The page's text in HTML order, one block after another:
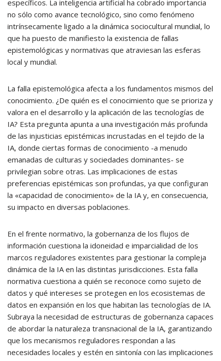
específicos. La inteligencia artificial ha cobrado importancia
no sólo como avance tecnológico, sino como fenómeno
intrínsecamente ligado a la dinámica sociocultural mundial, lo
que ha puesto de manifiesto la existencia de fallas
epistemológicas y normativas que atraviesan las esferas
local y mundial.
La falla epistemológica afecta a los fundamentos mismos del
conocimiento. ¿De quién es el conocimiento que se prioriza y
valora en el desarrollo y la aplicación de las tecnologías de
IA? Esta pregunta apunta a una investigación más profunda
de las injusticias epistémicas incrustadas en el tejido de la
IA, donde ciertas formas de conocimiento -a menudo
emanadas de culturas y sociedades dominantes- se
privilegian sobre otras. Las implicaciones de estas
preferencias epistémicas son profundas, ya que configuran
la «capacidad de conocimiento» de la IA y, en consecuencia,
su impacto en diversas poblaciones.
En el frente normativo, la gobernanza de los flujos de
información cuestiona la idoneidad e imparcialidad de los
marcos reguladores existentes para gestionar la compleja
dinámica de la IA en las distintas jurisdicciones. Esta falla
normativa cuestiona a quién se reconoce como sujeto de
datos y qué intereses se protegen en los ecosistemas de
datos en expansión en los que habitan las tecnologías de IA.
Subraya la necesidad de estructuras de gobernanza capaces
de abordar la naturaleza transnacional de la IA, garantizando
que los mecanismos reguladores respondan a las
necesidades locales y estén en sintonía con las implicaciones